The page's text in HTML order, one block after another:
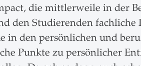
die mittlerweile in der
den Studierenden fachliche
in den persönlichen und
Punkte zu persönlicher